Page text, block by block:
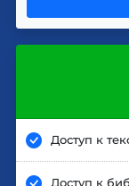
Доступ к
Доступ к